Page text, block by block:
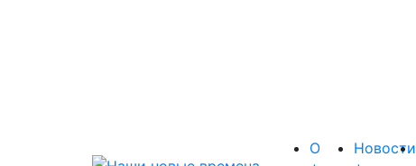
О
Новости